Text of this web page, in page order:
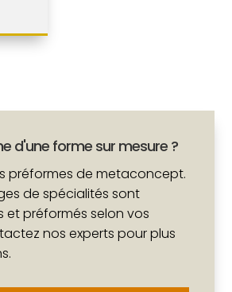
d'une forme sur mesure ?
préformes de metaconcept.
de spécialités sont
et préformés selon vos
nos experts pour plus